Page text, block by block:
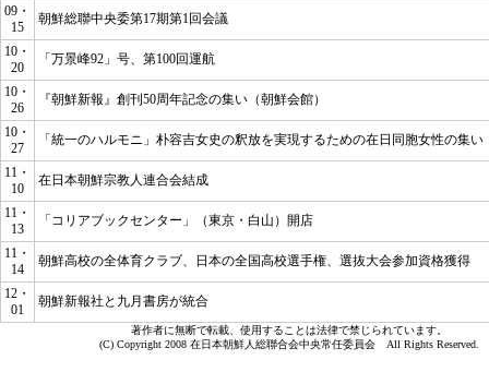
09・
15
朝鮮総聯中央委第17期第1回会議
10・
20
「万景峰92」号、第100回運航
10・
26
『朝鮮新報』創刊50周年記念の集い（朝鮮会館）
10・
27
「統一のハルモニ」朴容吉女史の釈放を実現するための在日同胞女性の集い
11・
10
在日本朝鮮宗教人連合会結成
11・
13
「コリアブックセンター」（東京・白山）開店
11・
14
朝鮮高校の全体育クラブ、日本の全国高校選手権、選抜大会参加資格獲得
12・
01
朝鮮新報社と九月書房が統合
著作者に無断で転載、使用することは法律で禁じられています。
(C) Copyright 2008 在日本朝鮮人総聯合会中央常任委員会 All Rights Reserved.